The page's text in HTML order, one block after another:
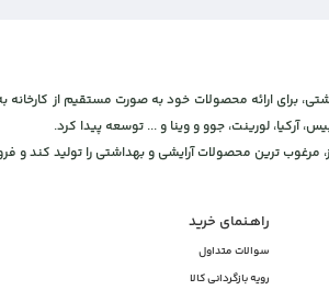
لوازم آرایشی و بهداشتی، برای ارائه محصولات خود به صورت
آرکیا، لورینت، جوو و وینا و ... توسعه پیدا کرد.
مرغوب ترین محصولات آرایشی و بهداشتی را تولید
راهـنمای خرید
سوالات متداول
رویه بازگردانی کالا